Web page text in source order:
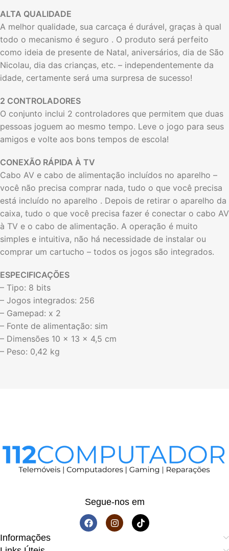
ALTA QUALIDADE
A melhor qualidade, sua carcaça é durável, graças à qual
todo o mecanismo é seguro . O produto será perfeito
como ideia de presente de Natal, aniversários, dia de São
Nicolau, dia das crianças, etc. – independentemente da
idade, certamente será uma surpresa de sucesso!
2 CONTROLADORES
O conjunto inclui 2 controladores que permitem que duas
pessoas joguem ao mesmo tempo. Leve o jogo para seus
amigos e volte aos bons tempos de escola!
CONEXÃO RÁPIDA À TV
Cabo AV e cabo de alimentação incluídos no aparelho –
você não precisa comprar nada, tudo o que você precisa
está incluído no aparelho . Depois de retirar o aparelho da
caixa, tudo o que você precisa fazer é conectar o cabo AV
à TV e o cabo de alimentação. A operação é muito
simples e intuitiva, não há necessidade de instalar ou
comprar um cartucho – todos os jogos são integrados.
ESPECIFICAÇÕES
– Tipo: 8 bits
– Jogos integrados: 256
– Gamepad: x 2
– Fonte de alimentação: sim
– Dimensões 10 x 13 x 4,5 cm
– Peso: 0,42 kg
Segue-nos em
Informações